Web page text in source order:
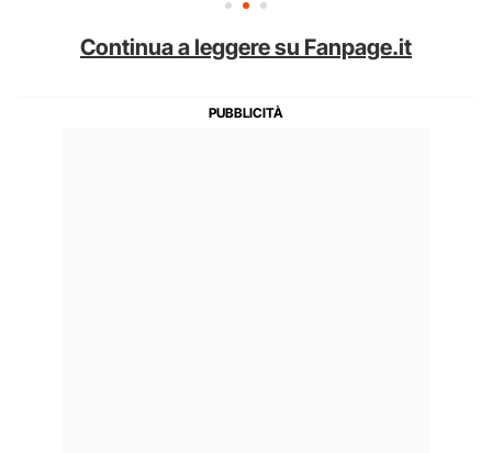
Continua a leggere su Fanpage.it